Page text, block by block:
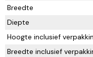
Breedte
Diepte
Hoogte inclusief
Breedte inclusief